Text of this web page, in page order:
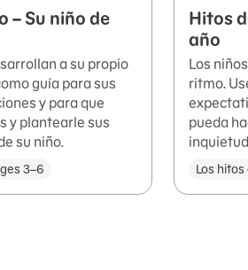
– Su niño de
a su propio
guía para sus
y para que
y plantearle sus
su niño.
3–6
Hitos
año
Los
ritmo.
pueda
Los